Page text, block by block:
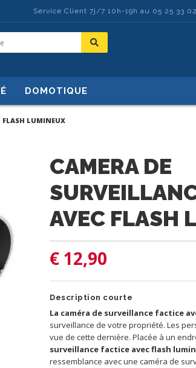
Service Client 7j/7 10h-19h au 05 25 33
DOMOTIQUE
FLASH LUMINEUX
CAMERA DE
AVEC FLASH
€ 12,90
Description courte
La caméra de surveillance factice
surveillance de votre propriété. Les
vue de cette dernière. Placée à un
surveillance factice avec flash
ressemblance avec une caméra de